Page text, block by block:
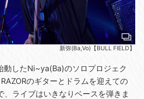
新弥(Ba,Vo)【BULL FIELD】
動したNi~ya(Ba)のソロプロジェク
のギターとドラムを迎えての
、ライブはいきなりベースを弾きま